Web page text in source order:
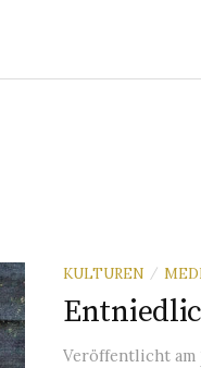
KULTUREN /
Veröffentlicht am